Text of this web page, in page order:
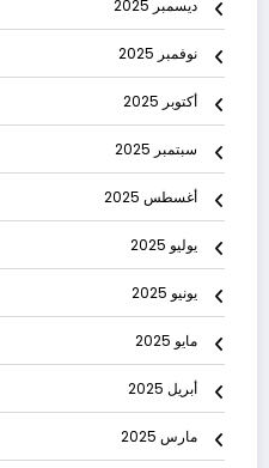
ديسمبر 2025
نوفمبر 2025
أكتوبر 2025
سبتمبر 2025
أغسطس 2025
يوليو 2025
يونيو 2025
مايو 2025
أبريل 2025
مارس 2025